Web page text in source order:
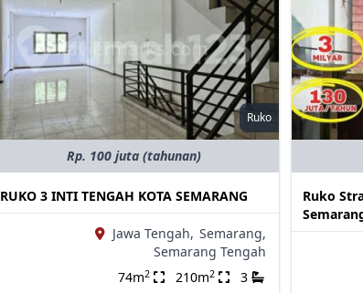
Ruko
Rp. 100 juta (tahunan)
RUKO 3 INTI TENGAH KOTA SEMARANG
Jawa Tengah, Semarang,
Semarang Tengah
74m2 210m2 3
Ruko